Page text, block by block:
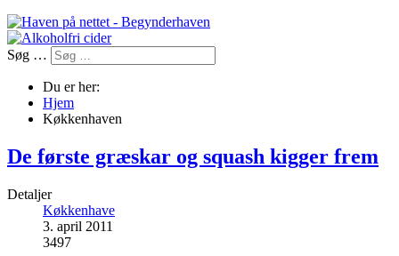
Søg …
Du er her:
Hjem
Køkkenhaven
De første græskar og squash kigger frem
Detaljer
Køkkenhave
3. april 2011
3497